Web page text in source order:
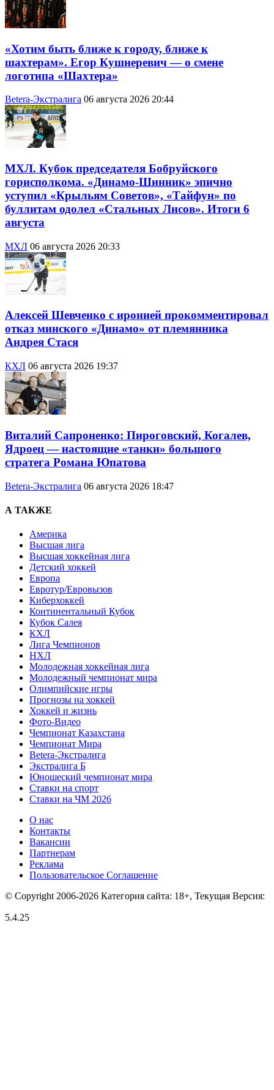
«Хотим быть ближе к городу, ближе к
шахтерам». Егор Кушнеревич — о смене
логотипа «Шахтера»
Betera-Экстралига 06 августа 2026 20:44
МХЛ. Кубок председателя Бобруйского
горисполкома. «Динамо-Шинник» эпично
уступил «Крыльям Советов», «Тайфун» по
буллитам одолел «Стальных Лисов». Итоги 6
августа
МХЛ 06 августа 2026 20:33
Алексей Шевченко с иронией прокомментировал
отказ минского «Динамо» от племянника
Андрея Стася
КХЛ 06 августа 2026 19:37
Виталий Сапроненко: Пироговский, Когалев,
Ядроец — настоящие «танки» большого
стратега Романа Юпатова
Betera-Экстралига 06 августа 2026 18:47
А ТАКЖЕ
Америка
Высшая лига
Высшая хоккейная лига
Детский хоккей
Европа
Евротур/Евровызов
Киберхоккей
Континентальный Кубок
Кубок Салея
КХЛ
Лига Чемпионов
НХЛ
Молодежная хоккейная лига
Молодежный чемпионат мира
Олимпийские игры
Прогнозы на хоккей
Хоккей и жизнь
Фото-Видео
Чемпионат Казахстана
Чемпионат Мира
Betera-Экстралига
Экстралига Б
Юношеский чемпионат мира
Ставки на спорт
Ставки на ЧМ 2026
О нас
Контакты
Вакансии
Партнерам
Реклама
Пользовательское Соглашение
© Copyright 2006-2026 Категория сайта: 18+, Текущая Версия:
5.4.25